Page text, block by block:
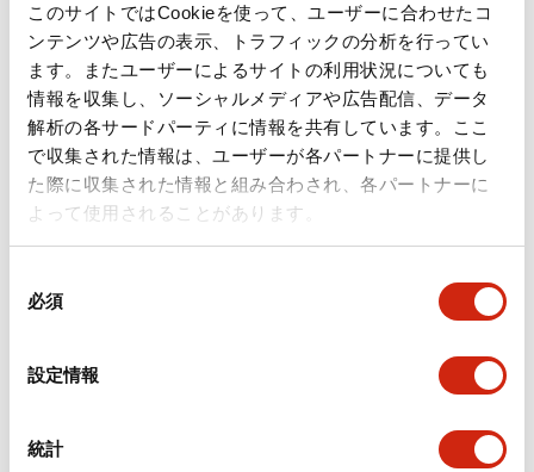
このサイトではCookieを使って、ユーザーに合わせたコ
ンテンツや広告の表示、トラフィックの分析を行ってい
ます。またユーザーによるサイトの利用状況についても
情報を収集し、ソーシャルメディアや広告配信、データ
解析の各サードパーティに情報を共有しています。ここ
で収集された情報は、ユーザーが各パートナーに提供し
た際に収集された情報と組み合わされ、各パートナーに
よって使用されることがあります。
必須
設定情報
統計
国際標準化活動
■IECにおける活動
IECに設置されている7つの技術諮問委員会のうち、 安全諮問
委員会（IEC ACOS）で、日本代表として協調 安全
（Safety2.0）を紹介し、協調安全に関するIECガイド作成の
必要性を提案しました。その結果、2022年にIECガイドの開
となっています。
国際規格開発に参画することで、グローバルシェア90%以上
止用押ボタンスイッチの規格改定等に大きく貢献しています。